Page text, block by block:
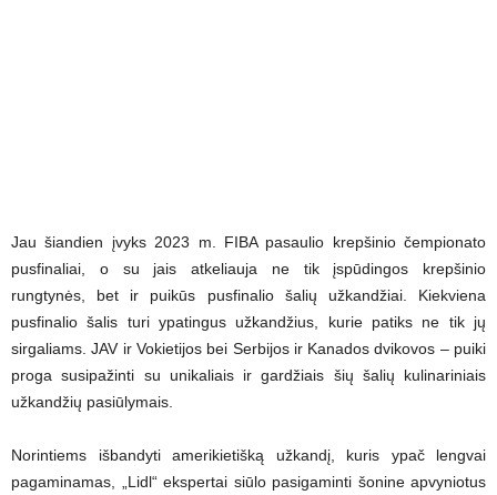
Jau šiandien įvyks 2023 m. FIBA pasaulio krepšinio čempionato
pusfinaliai, o su jais atkeliauja ne tik įspūdingos krepšinio
rungtynės, bet ir puikūs pusfinalio šalių užkandžiai. Kiekviena
pusfinalio šalis turi ypatingus užkandžius, kurie patiks ne tik jų
sirgaliams. JAV ir Vokietijos bei Serbijos ir Kanados dvikovos – puiki
proga susipažinti su unikaliais ir gardžiais šių šalių kulinariniais
užkandžių pasiūlymais.
Norintiems išbandyti amerikietišką užkandį, kuris ypač lengvai
pagaminamas, „Lidl“ ekspertai siūlo pasigaminti šonine apvyniotus